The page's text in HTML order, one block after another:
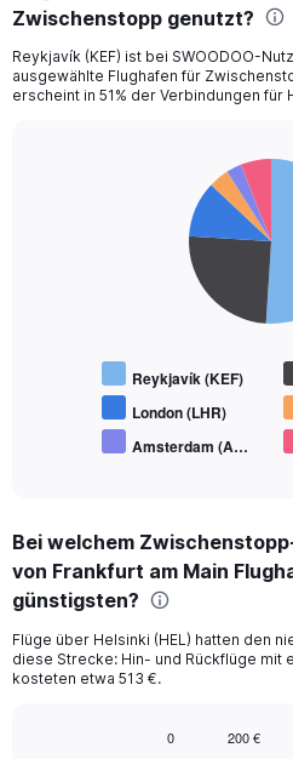
Zwischenstopp genutzt?
Reykjavík (KEF) ist bei SWOODOO-
ausgewählte Flughafen für
erscheint in 51% der Verbindungen für
Reykjavík (KEF)
London (LHR)
Amsterdam (A…
Bei welchem
von Frankfurt am Main
günstigsten?
Flüge über Helsinki (HEL) hatten den
diese Strecke: Hin- und Rückflüge mit
kosteten etwa 513 €.
0 200 €